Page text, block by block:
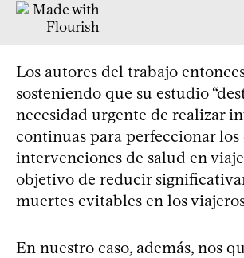
Los autores del trabajo
sosteniendo que su estudio
necesidad urgente de realizar
continuas para perfeccionar los
intervenciones de salud en
objetivo de reducir
muertes evitables en los
En nuestro caso, además, nos